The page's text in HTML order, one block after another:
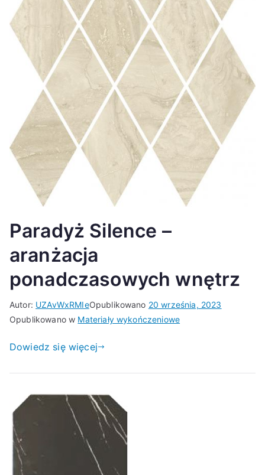
Paradyż Silence –
aranżacja
ponadczasowych wnętrz
Autor: UZAvWxRMIeOpublikowano 20 września, 2023
Opublikowano w Materiały wykończeniowe
Dowiedz się więcej